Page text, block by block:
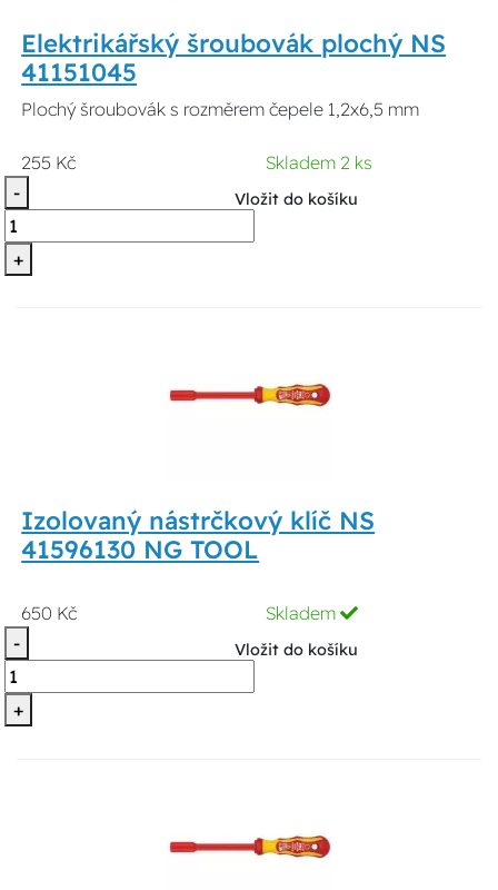
Elektrikářský šroubovák plochý NS
41151045
Plochý šroubovák s rozměrem čepele 1,2x6,5 mm
255 Kč
Skladem 2 ks
-
+
Vložit do košíku
Izolovaný nástrčkový klíč NS
41596130 NG TOOL
650 Kč
Skladem
-
+
Vložit do košíku